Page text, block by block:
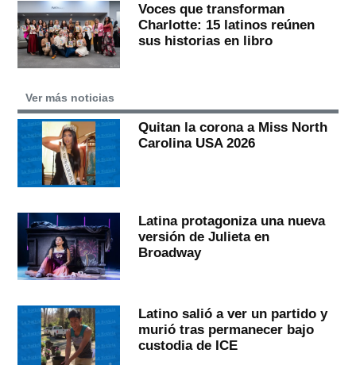
Voces que transforman
Charlotte: 15 latinos reúnen
sus historias en libro
Ver más noticias
Quitan la corona a Miss North
Carolina USA 2026
Latina protagoniza una nueva
versión de Julieta en
Broadway
Latino salió a ver un partido y
murió tras permanecer bajo
custodia de ICE